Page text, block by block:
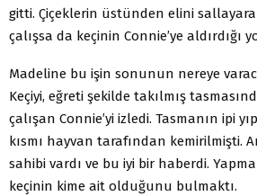
gitti. Çiçeklerin üstünden elini
çalışsa da keçinin Connie’ye aldırdığı
Madeline bu işin sonunun nereye
Keçiyi, eğreti şekilde takılmış
çalışan Connie’yi izledi. Tasmanın ipi
kısmı hayvan tarafından kemirilmişti.
sahibi vardı ve bu iyi bir haberdi.
keçinin kime ait olduğunu bulmaktı.